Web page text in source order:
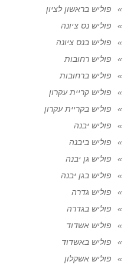
פוליש בראשון לציון
פוליש נס ציונה
פוליש בנס ציונה
פוליש רחובות
פוליש ברחובות
פוליש קריית עקרון
פוליש בקריית עקרון
פוליש יבנה
פוליש ביבנה
פוליש גן יבנה
פוליש בגן יבנה
פוליש גדרה
פוליש בגדרה
פוליש אשדוד
פוליש באשדוד
פוליש אשקלון